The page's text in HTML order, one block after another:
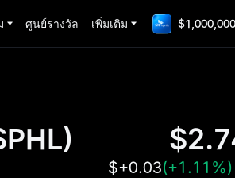
ศูนย์รางวัล เพิ่มเติม
) $
$+0.03(+1.11%)